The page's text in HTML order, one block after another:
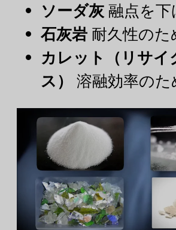
ソーダ灰融点を下
石灰岩 耐久性のた
カレット（リサイ
ス）
溶融効率のた